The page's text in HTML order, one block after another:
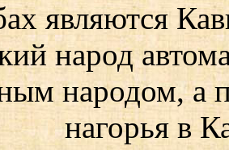
являются
народ
народом, а
нагорья в